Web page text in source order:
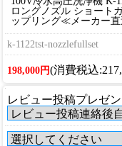
ロングノズル ショート
ップリング≪メーカー
k-1122tst-nozzlefullset
198,000円(消費税込
レビュー投稿プレゼ